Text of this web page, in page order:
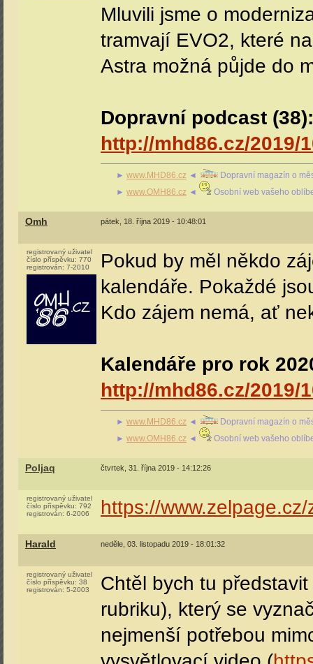
Mluvili jsme o
tramvají EVO2, které
Astra možná půjde do
Dopravní podcast
http://mhd86.cz/2019/
► www.MHD86.cz ◄
Dopravní magazín o
► www.OMH86.cz ◄ Osobní web vašeho
Omh pátek, 18. října 2019 - 10:48:01
registrovaný uživatel
číslo příspěvku: 770
registrován: 7-2010
Pokud by měl někdo
kalendáře. Pokaždé
Kdo zájem nemá, ať
Kalendáře pro rok
http://mhd86.cz/
► www.MHD86.cz ◄
Dopravní magazín o
► www.OMH86.cz ◄ Osobní web vašeho
Poljaq čtvrtek, 31. října 2019 - 14:12:26
registrovaný uživatel
číslo příspěvku: 792
registrován: 6-2006 https://
Harald neděle, 03. listopadu 2019 - 18:01:32
registrovaný uživatel
číslo příspěvku: 38
registrován: 5-2003
Chtěl bych tu
rubriku), který se
nejmenší potřebou